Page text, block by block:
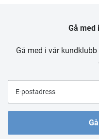
Gå med
Gå med i vår
E-postadress